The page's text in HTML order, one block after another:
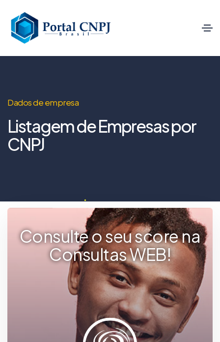
Dados de empresa
Listagem de Empresas por
CNPJ
Consulte o seu score na
Consultas WEB!